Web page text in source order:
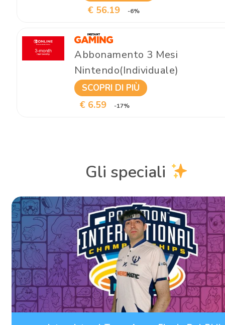
€ 56.19 -6%
Abbonamento 3 Mesi
Nintendo(Individuale)
SCOPRI DI PIÙ
€ 6.59 -17%
Gli speciali